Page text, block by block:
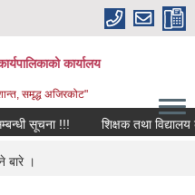
कार्यालय
समृद्ध अजिरकोट"
सूचना !!! शिक्षक तथा विद्यालय
बारे ।